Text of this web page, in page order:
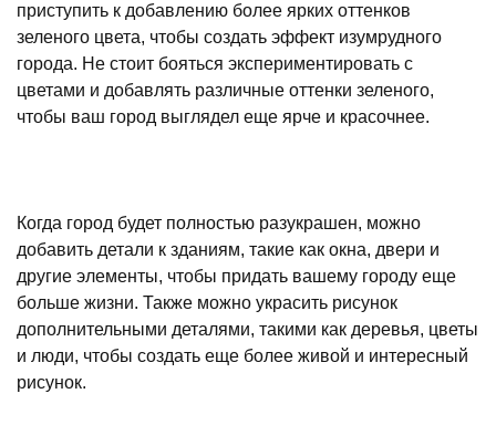
приступить к добавлению более ярких оттенков
зеленого цвета, чтобы создать эффект изумрудного
города. Не стоит бояться экспериментировать с
цветами и добавлять различные оттенки зеленого,
чтобы ваш город выглядел еще ярче и красочнее.
Когда город будет полностью разукрашен, можно
добавить детали к зданиям, такие как окна, двери и
другие элементы, чтобы придать вашему городу еще
больше жизни. Также можно украсить рисунок
дополнительными деталями, такими как деревья, цветы
и люди, чтобы создать еще более живой и интересный
рисунок.